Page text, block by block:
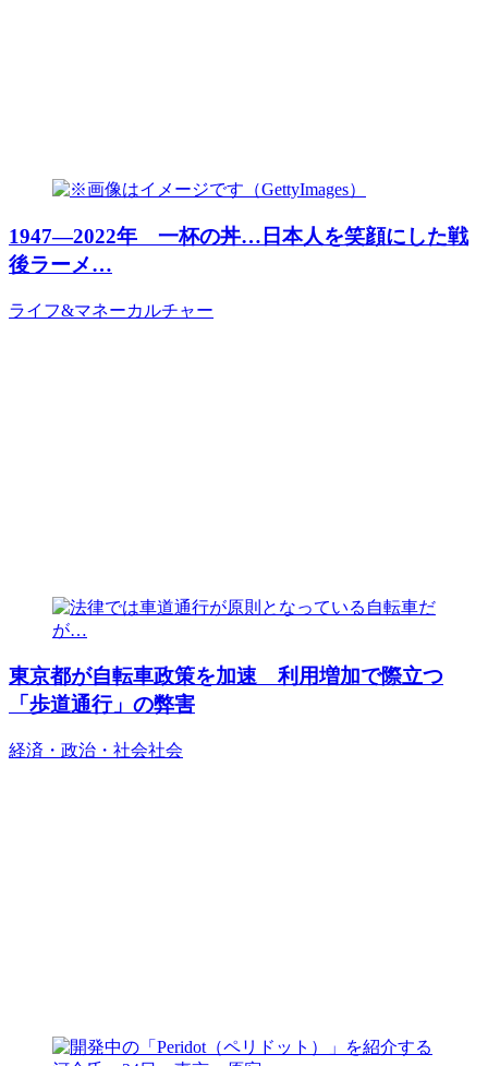
1947―2022年 一杯の丼…日本人を笑顔にした戦
後ラーメ…
ライフ&マネーカルチャー
東京都が自転車政策を加速 利用増加で際立つ
「歩道通行」の弊害
経済・政治・社会社会